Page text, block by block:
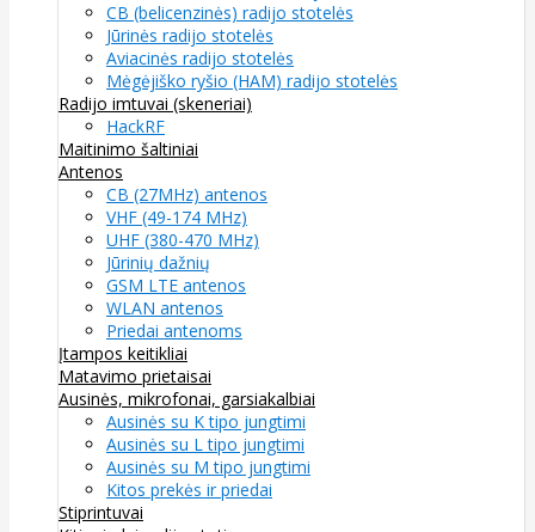
CB (belicenzinės) radijo stotelės
Jūrinės radijo stotelės
Aviacinės radijo stotelės
Mėgėjiško ryšio (HAM) radijo stotelės
Radijo imtuvai (skeneriai)
HackRF
Maitinimo šaltiniai
Antenos
CB (27MHz) antenos
VHF (49-174 MHz)
UHF (380-470 MHz)
Jūrinių dažnių
GSM LTE antenos
WLAN antenos
Priedai antenoms
Įtampos keitikliai
Matavimo prietaisai
Ausinės, mikrofonai, garsiakalbiai
Ausinės su K tipo jungtimi
Ausinės su L tipo jungtimi
Ausinės su M tipo jungtimi
Kitos prekės ir priedai
Stiprintuvai